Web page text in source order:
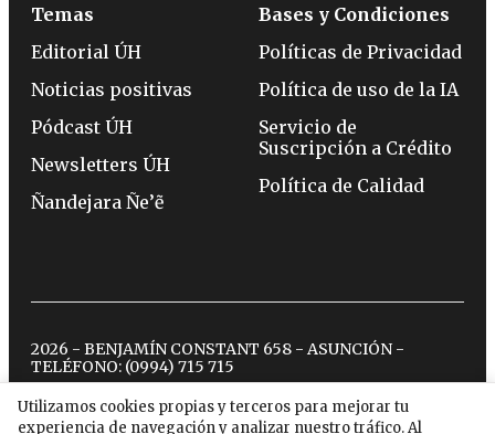
Utilizamos cookies propias y terceros para mejorar tu
experiencia de navegación y analizar nuestro tráfico. Al
Temas
Editorial ÚH
Noticias positivas
Pódcast ÚH
Newsletters ÚH
Ñandejara Ñe’ẽ
Bases y Condiciones
Políticas de Privacidad
Política de uso de la IA
Servicio de
Suscripción a Crédito
Política de Calidad
2026 - BENJAMÍN CONSTANT 658 - ASUNCIÓN -
TELÉFONO: (0994) 715 715